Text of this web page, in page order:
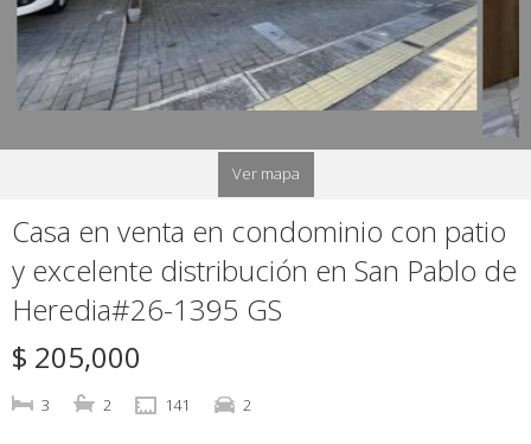
Ver mapa
Casa en venta en condominio con patio
y excelente distribución en San Pablo de
Heredia#26-1395 GS
$ 205,000
3 2 141 2